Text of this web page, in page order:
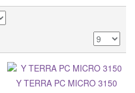
Y TERRA PC MICRO 3150